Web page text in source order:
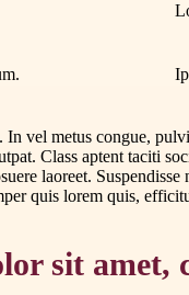
vel metus congue,
Class aptent taciti
laoreet.
quis lorem quis,
sit amet,